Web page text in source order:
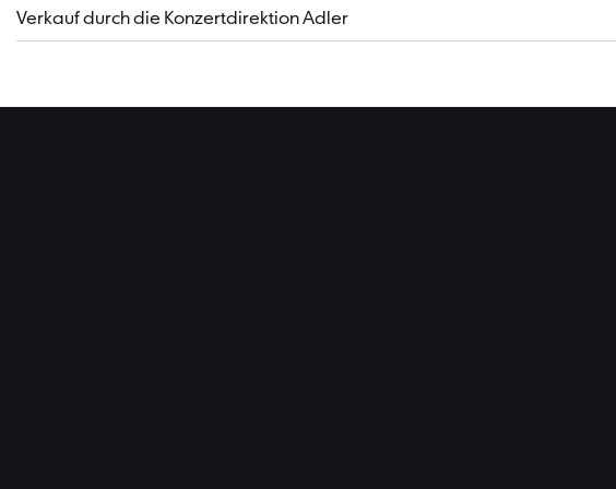
​Verkauf durch die Konzertdirektion Adler